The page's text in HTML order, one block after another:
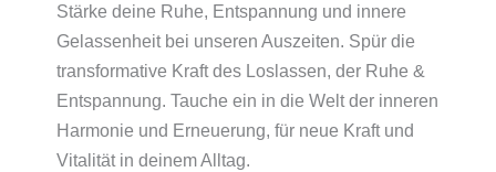
Stärke deine Ruhe, Entspannung und innere
Gelassenheit bei unseren Auszeiten. Spür die
transformative Kraft des Loslassen, der Ruhe &
Entspannung. Tauche ein in die Welt der inneren
Harmonie und Erneuerung, für neue Kraft und
Vitalität in deinem Alltag.